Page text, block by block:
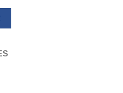
do Conflito Laboral Colectivo